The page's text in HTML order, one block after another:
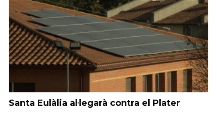
Santa Eulàlia al·legarà contra el Plater